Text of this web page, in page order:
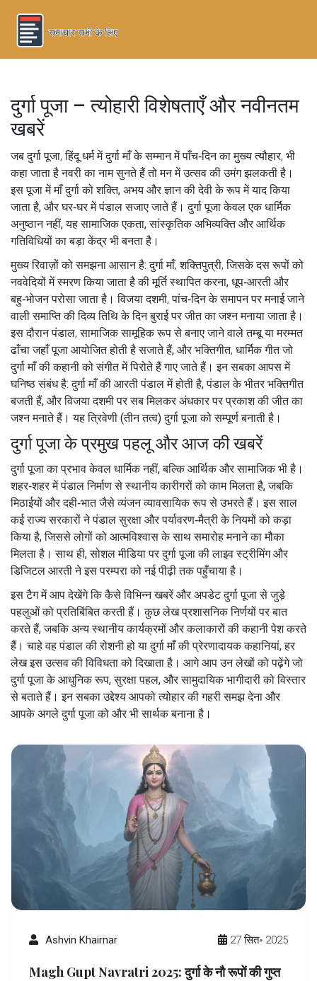
दुर्गा पूजा – त्योहारी विशेषताएँ और नवीनतम
खबरें
जबदुर्गा पूजा,हिंदू धर्म में दुर्गा माँ के सम्मान में पाँच‑दिन का मुख्य त्यौहार, भी
कहा जाता हैनवरीका नाम सुनते हैं तो मन में उत्सव की उमंग झलकती है।
इस पूजा में माँ दुर्गा को शक्ति, अभय और ज्ञान की देवी के रूप में याद किया
जाता है, और घर‑घर में पंडाल सजाए जाते हैं। दुर्गा पूजा केवल एक धार्मिक
अनुष्ठान नहीं, यह सामाजिक एकता, सांस्कृतिक अभिव्यक्ति और आर्थिक
गतिविधियों का बड़ा केंद्र भी बनता है।
मुख्य रिवाज़ों को समझना आसान है:दुर्गा माँ,शक्तिपुत्री, जिसके दस रूपों को
नववेदियों में स्मरण किया जाता हैकी मूर्ति स्थापित करना, धूप‑आरती और
बहु‑भोजन परोसा जाता है।विजया दशमी,पांच‑दिन के समापन पर मनाई जाने
वाली समाप्ति की दिव्य तिथिके दिन बुराई पर जीत का जश्न मनाया जाता है।
इस दौरानपंडाल,सामाजिक सामूहिक रूप से बनाए जाने वाले तम्बू या मरम्मत
ढाँचा जहाँ पूजा आयोजित होती हैसजाते हैं, और भक्तिगीत, धार्मिक गीत जो
दुर्गा माँ की कहानी को संगीत में पिरोते हैंगाए जाते हैं। इन सबका आपस में
घनिष्ठ संबंध है: दुर्गा माँ की आरती पंडाल में होती है, पंडाल के भीतर भक्तिगीत
बजती हैं, और विजया दशमी पर सब मिलकर अंधकार पर प्रकाश की जीत का
जश्न मनाते हैं। यह त्रिवेणी (तीन तत्व) दुर्गा पूजा को सम्पूर्ण बनाती है।
दुर्गा पूजा के प्रमुख पहलू और आज की खबरें
दुर्गा पूजा का प्रभाव केवल धार्मिक नहीं, बल्कि आर्थिक और सामाजिक भी है।
शहर‑शहर में पंडाल निर्माण से स्थानीय कारीगरों को काम मिलता है, जबकि
मिठाईयों और दही‑भात जैसे व्यंजन व्यावसायिक रूप से उभरते हैं। इस साल
कई राज्य सरकारों ने पंडाल सुरक्षा और पर्यावरण‑मैत्री के नियमों को कड़ा
किया है, जिससे लोगों को आत्मविश्वास के साथ समारोह मनाने का मौका
मिलता है। साथ ही, सोशल मीडिया पर दुर्गा पूजा की लाइव स्ट्रीमिंग और
डिजिटल आरती ने इस परम्परा को नई पीढ़ी तक पहुँचाया है।
इस टैग में आप देखेंगे कि कैसे विभिन्न खबरें और अपडेट दुर्गा पूजा से जुड़े
पहलुओं को प्रतिबिंबित करती हैं। कुछ लेख प्रशासनिक निर्णयों पर बात
करते हैं, जबकि अन्य स्थानीय कार्यक्रमों और कलाकारों की कहानी पेश करते
हैं। चाहे वह पंडाल की रोशनी हो या दुर्गा माँ की प्रेरणादायक कहानियां, हर
लेख इस उत्सव की विविधता को दिखाता है। आगे आप उन लेखों को पढ़ेंगे जो
दुर्गा पूजा के आधुनिक रूप, सुरक्षा पहल, और सामुदायिक भागीदारी को विस्तार
से बताते हैं। इन सबका उद्देश्य आपको त्योहार की गहरी समझ देना और
आपके अगले दुर्गा पूजा को और भी सार्थक बनाना है।
Ashvin Khairnar 27 सित॰ 2025
Magh Gupt Navratri 2025: दुर्गा के नौ रूपों की गुप्त